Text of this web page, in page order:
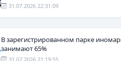
31.07.2026 22:31:09
В зарегистрированном парке
занимают 65%
31.07.2026 21:19:55